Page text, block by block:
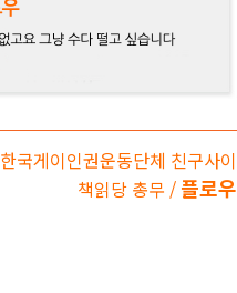
한국게이인권운동단체 친구사이
책읽당 총무 / 플로우